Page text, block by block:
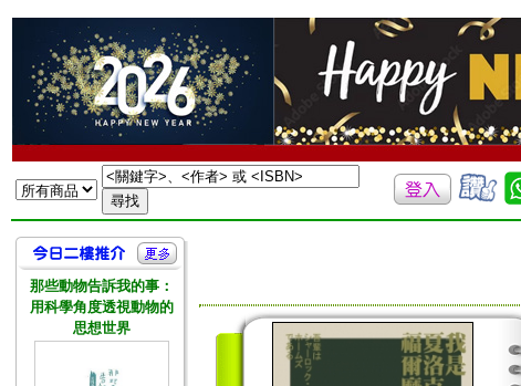
那些動物告訴我的事：
用科學角度透視動物的
思想世界